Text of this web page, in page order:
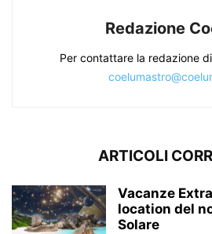
Redazione
Per contattare la redazione
ARTICOLI
Vacanze
location del
Solare